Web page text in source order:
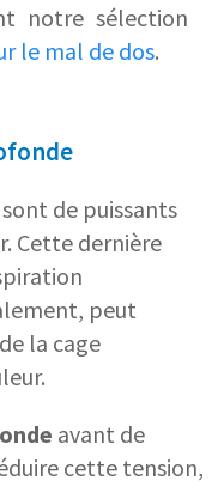
notre sélection
le mal de dos.
sont de puissants
Cette dernière
peut
la cage
avant de
cette tension,